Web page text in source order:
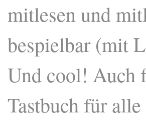
mitlesen und
bespielbar (mit
Und cool! Auch
Tastbuch für